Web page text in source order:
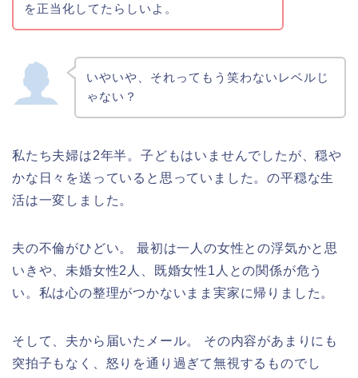
を正当化してたらしいよ。
いやいや、それってもう笑わないレベルじ
ゃない？
私たち夫婦は2年半。子どもはいませんでしたが、穏や
かな日々を送っていると思っていました。の平穏な生
活は一変しました。
夫の不倫がひどい。 最初は一人の女性との浮気かと思
いきや、未婚女性2人、既婚女性1人との関係が危う
い。私は心の整理がつかないまま実家に帰りました。
そして、夫から届いたメール。 その内容があまりにも
突拍子もなく、怒りを通り過ぎて無視するものでし